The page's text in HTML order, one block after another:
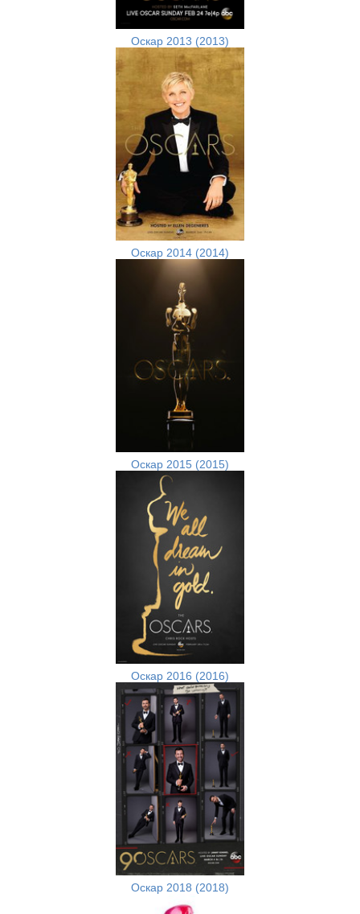
Оскар 2013 (2013)
Оскар 2014 (2014)
Оскар 2015 (2015)
Оскар 2016 (2016)
Оскар 2018 (2018)